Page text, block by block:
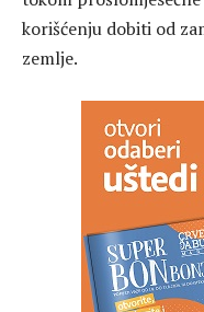
korišćenju dobiti od
zemlje.